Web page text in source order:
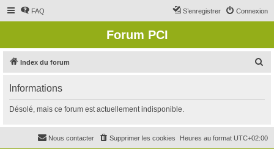
FAQ Connexion
S’enregistrer
Forum PCI
Index du forum
r
Informations
Désolé, mais ce forum est actuellement indisponible.
Heures au format UTC+02:00
Supprimer les cookies
Nous contacter